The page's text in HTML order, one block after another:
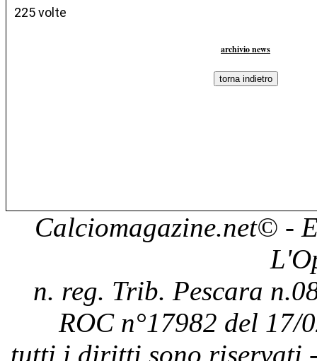
225 volte
archivio news
Calciomagazine.net© -
n. reg. Trib. Pescara
ROC n°17982 del 17/
tutti i diritti sono riservati